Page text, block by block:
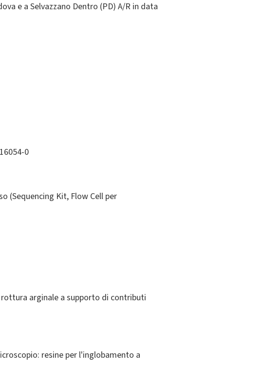
e a Selvazzano Dentro (PD) A/R in data
0
(Sequencing Kit, Flow Cell per
arginale a supporto di contributi
resine per l'inglobamento a